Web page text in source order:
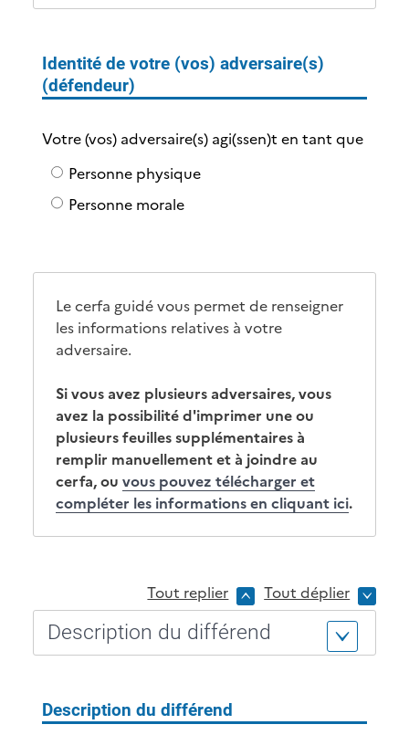
Identité de votre (vos) adversaire(s)
(défendeur)
Votre (vos) adversaire(s) agi(ssen)t en tant que
Votre (vos) adversaire(s) agi(ssen)t en
tant que
Personne physique
Personne morale
Le cerfa guidé vous permet de renseigner
les informations relatives à votre
adversaire.
Si vous avez plusieurs adversaires, vous
avez la possibilité d'imprimer une ou
plusieurs feuilles supplémentaires à
remplir manuellement et à joindre au
cerfa, ou vous pouvez télécharger et
compléter les informations en cliquant ici.
Tout replier Tout déplier
Description du différend
Description du différend